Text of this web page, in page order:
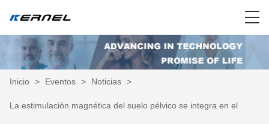
Inicio > Eventos > Noticias >
La estimulación magnética del suelo pélvico se integra en el